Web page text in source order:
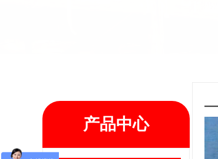
产品中心